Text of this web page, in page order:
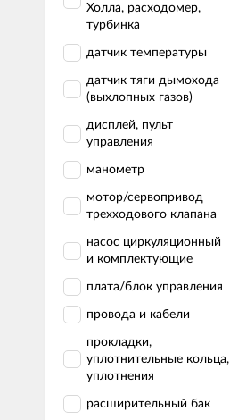
Холла, расходомер,
турбинка
датчик температуры
датчик тяги дымохода
(выхлопных газов)
дисплей, пульт
управления
манометр
мотор/сервопривод
трехходового клапана
насос циркуляционный
и комплектующие
плата/блок управления
провода и кабели
прокладки,
уплотнительные кольца,
уплотнения
расширительный бак